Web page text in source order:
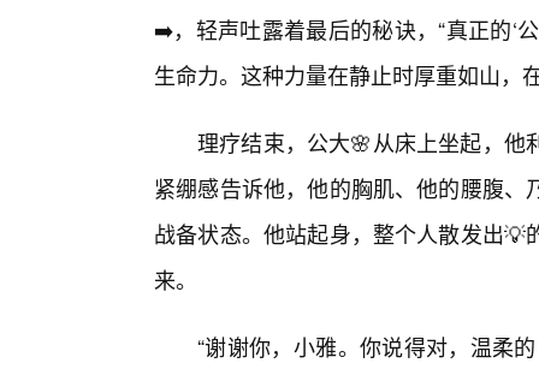
➡️，轻声吐露着最后的秘诀，“真正的‘
生命力。这种力量在静止时厚重如山，
理疗结束，公大🌸从床上坐起，他
紧绷感告诉他，他的胸肌、他的腰腹
战备状态。他站起身，整个人散发出
来。
“谢谢你，小雅。你说得对，温柔